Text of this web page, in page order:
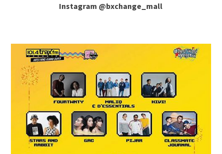
Instagram @bxchange_mall